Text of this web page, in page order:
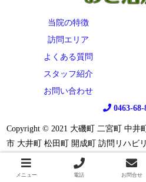
当院の特徴
訪問エリア
よくある質問
スタッフ紹介
お問い合わせ
0463-68-
Copyright © 2021 大磯町 二宮町 中井
市 大井町 松田町 開成町 訪問リハビ
がいのための鍼 All
メニュー 電話 お問合せ